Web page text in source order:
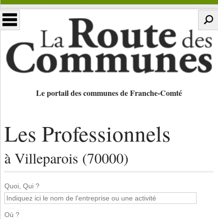
Le portail des communes de Franche-Comté
Les Professionnels
à Villeparois (70000)
Quoi, Qui ?
Où ?